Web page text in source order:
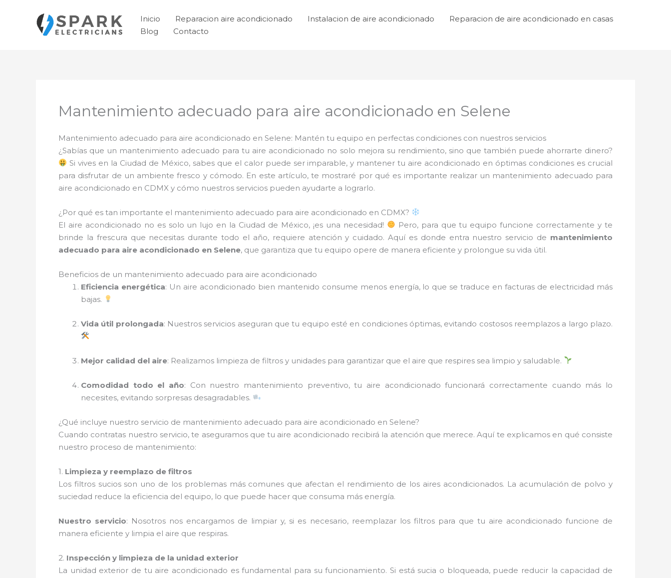
contenido
Inicio Reparacion aire acondicionado Instalacion de aire acondicionado
Reparacion de aire acondicionado en casas
Blog
Contacto
Mantenimiento adecuado para aire acondicionado en Selene
Mantenimiento adecuado para aire acondicionado en Selene: Mantén tu equipo en perfectas condiciones con nuestros servicios
¿Sabías que un mantenimiento adecuado para tu aire acondicionado no solo mejora su rendimiento, sino que también puede ahorrarte dinero?
Si vives en la Ciudad de México, sabes que el calor puede ser imparable, y mantener tu aire acondicionado en óptimas condiciones es crucial
para disfrutar de un ambiente fresco y cómodo. En este artículo, te mostraré por qué es importante realizar un mantenimiento adecuado para
aire acondicionado en CDMX y cómo nuestros servicios pueden ayudarte a lograrlo.
¿Por qué es tan importante el mantenimiento adecuado para aire acondicionado en CDMX?
El aire acondicionado no es solo un lujo en la Ciudad de México, ¡es una necesidad!
Pero, para que tu equipo funcione correctamente y te
brinde la frescura que necesitas durante todo el año, requiere atención y cuidado. Aquí es donde entra nuestro servicio de mantenimiento
adecuado para aire acondicionado en Selene, que garantiza que tu equipo opere de manera eficiente y prolongue su vida útil.
Beneficios de un mantenimiento adecuado para aire acondicionado
Eficiencia energética: Un aire acondicionado bien mantenido consume menos energía, lo que se traduce en facturas de electricidad más
bajas.
Vida útil prolongada: Nuestros servicios aseguran que tu equipo esté en condiciones óptimas, evitando costosos reemplazos a largo plazo.
Mejor calidad del aire: Realizamos limpieza de filtros y unidades para garantizar que el aire que respires sea limpio y saludable.
Comodidad todo el año: Con nuestro mantenimiento preventivo, tu aire acondicionado funcionará correctamente cuando más lo
necesites, evitando sorpresas desagradables.
¿Qué incluye nuestro servicio de mantenimiento adecuado para aire acondicionado en Selene?
Cuando contratas nuestro servicio, te aseguramos que tu aire acondicionado recibirá la atención que merece. Aquí te explicamos en qué consiste
nuestro proceso de mantenimiento:
1. Limpieza y reemplazo de filtros
Los filtros sucios son uno de los problemas más comunes que afectan el rendimiento de los aires acondicionados. La acumulación de polvo y
suciedad reduce la eficiencia del equipo, lo que puede hacer que consuma más energía.
Nuestro servicio: Nosotros nos encargamos de limpiar y, si es necesario, reemplazar los filtros para que tu aire acondicionado funcione de
manera eficiente y limpia el aire que respiras.
2. Inspección y limpieza de la unidad exterior
La unidad exterior de tu aire acondicionado es fundamental para su funcionamiento. Si está sucia o bloqueada, puede reducir la capacidad de